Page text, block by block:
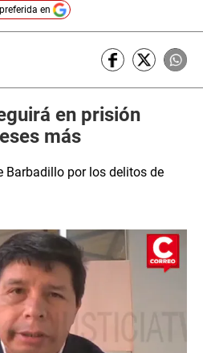
en
en prisión
más
Barbadillo por los delitos de